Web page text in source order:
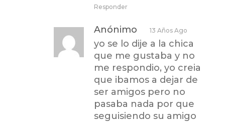
Responder
Anónimo 13 Años Ago
yo se lo dije a la chica
que me gustaba y no
me respondio, yo creia
que ibamos a dejar de
ser amigos pero no
pasaba nada por que
seguisiendo su amigo